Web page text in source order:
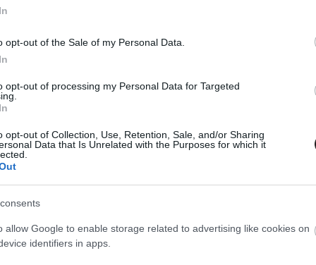
opt-out of the Sale of my Personal Data.
opt-out of processing my Personal Data for Targeted
opt-out of Collection, Use, Retention, Sale, and/or Sharing
Data that Is Unrelated with the Purposes for which it
allow Google to enable storage related to advertising like cookies on
identifiers in apps.
ezt, hanem a teljesen új alapokra helyezett
szerették volna az addigiakat ahelyett, hogy
szerint is a franchise egyik alaptézise, hogy
elég megnézni nemcsak az előző két epizódot,
a 80-as évek settingje ellenére leginkább a 90-es
használták kiindulási alapnak. Noha
a címszereplő Apokalipszis világméretű - és a
tökéletesen rímel ez a megalománia, ennél fogva
X-kaland. Még akkor is, ha Singer nem ez a
Emmerich életművéből (a nyitány John Ottman
a Csillagkaputidézi, de egy-egy beállításban